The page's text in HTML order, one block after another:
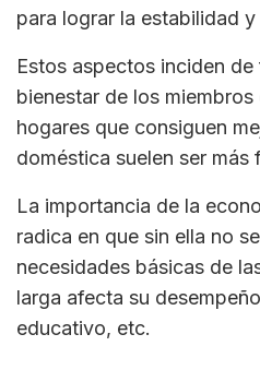
para lograr la estabilidad
Estos aspectos inciden
bienestar de los
hogares que consiguen
doméstica suelen ser
La importancia de la
radica en que sin ella no
necesidades básicas de
larga afecta su
educativo, etc.